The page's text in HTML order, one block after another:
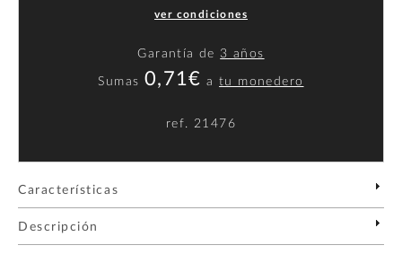
ver condiciones
Garantía de 3 años
Sumas 0,71€ atu monedero
ref. 21476
Características
Descripción